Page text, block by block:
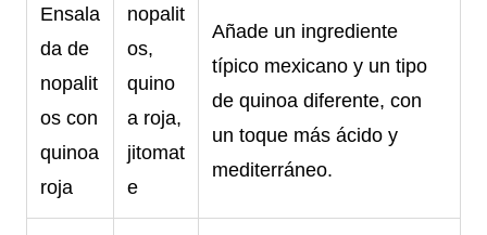
Ensala
da de
nopalit
os con
quinoa
roja
nopalit
os,
quino
a roja,
jitomat
e
Añade un ingrediente
típico mexicano y un tipo
de quinoa diferente, con
un toque más ácido y
mediterráneo.